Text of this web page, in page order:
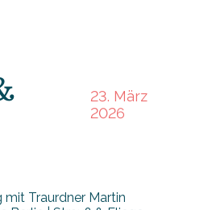
23. März
2026